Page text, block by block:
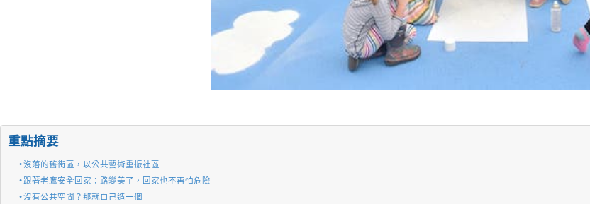
重點摘要
沒落的舊街區，以公共藝術重振社區
跟著老鷹安全回家：路變美了，回家也不再怕危險
沒有公共空間？那就自己造一個